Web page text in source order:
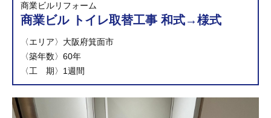
商業ビルリフォーム
商業ビル トイレ取替工事 和式→様式
〈エリア〉 大阪府箕面市
〈築年数〉 60年
〈工 期〉 1週間